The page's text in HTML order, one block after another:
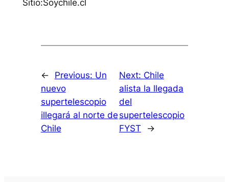
Sitio:Soychile.cl
← Previous: Un
nuevo
supertelescopio
illegará al norte de
Chile
Next: Chile
alista la llegada
del
supertelescopio
FYST
→